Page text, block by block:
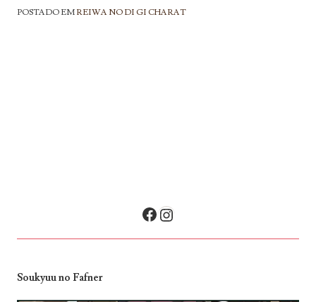
POSTADO EM REIWA NO DI GI CHARAT
Facebook
Instagram
Soukyuu no Fafner